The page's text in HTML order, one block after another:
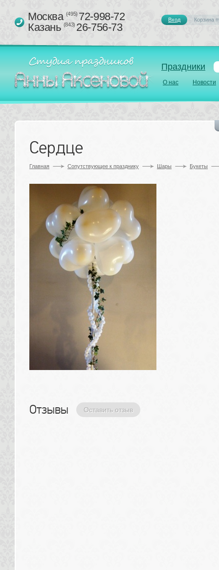
Праздники
О нас Новости
Москва (495)72-998-72
Казань (843)26-756-73
Вход Корзина
Сердце
Главная Сопутствующее к празднику Шары Букеты
Отзывы Оставить отзыв